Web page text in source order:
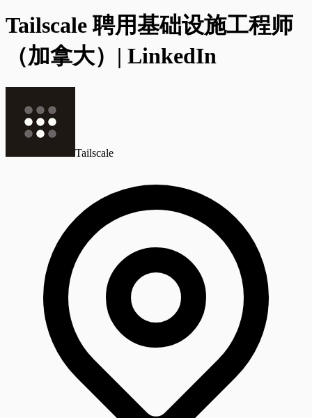
Tailscale 聘用基础设施工程师
（加拿大）| LinkedIn
Tailscale